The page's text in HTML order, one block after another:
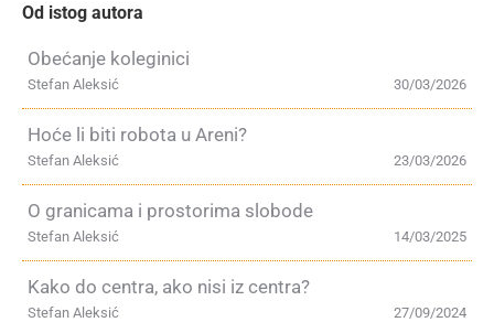
Od istog autora
Obećanje koleginici
30/03/2026
Stefan Aleksić
Hoće li biti robota u Areni?
23/03/2026
Stefan Aleksić
O granicama i prostorima slobode
14/03/2025
Stefan Aleksić
Kako do centra, ako nisi iz centra?
27/09/2024
Stefan Aleksić